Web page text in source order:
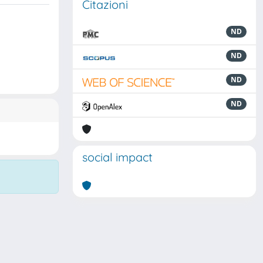
Citazioni
ND
ND
ND
ND
social impact